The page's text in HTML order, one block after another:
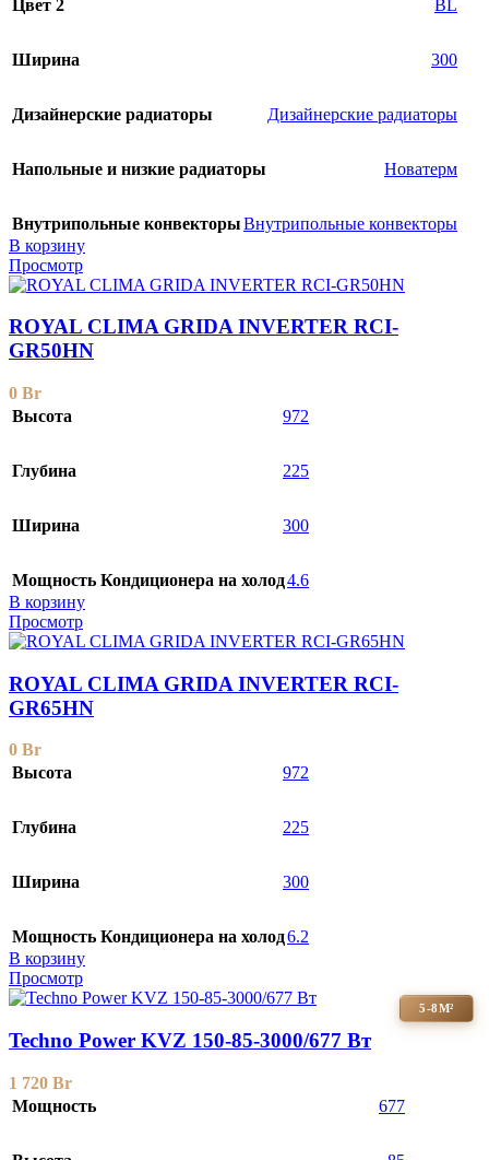
Цвет 2 BL
Ширина 300
Дизайнерские радиаторы Дизайнерские радиаторы
Напольные и низкие радиаторы Новатерм
Внутрипольные конвекторыВнутрипольные конвекторы
В корзину
Просмотр
ROYAL CLIMA GRIDA INVERTER RCI-
GR50HN
0 Br
Высота
972
Глубина 225
Ширина 300
Мощность Кондиционера на холод4.6
В корзину
Просмотр
ROYAL CLIMA GRIDA INVERTER RCI-
GR65HN
0 Br
Высота
972
Глубина 225
Ширина 300
Мощность Кондиционера на холод6.2
В корзину
Просмотр
5-8М²
Techno Power KVZ 150-85-3000/677 Вт
1 720 Br
Мощность
677